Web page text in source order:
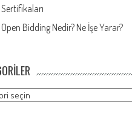
Sertifikaları
Open Bidding Nedir? Ne İşe Yarar?